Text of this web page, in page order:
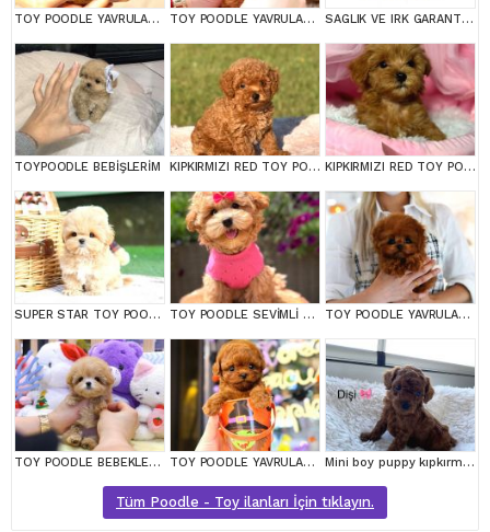
TOY POODLE YAVRULARIM TOY POODLE YAVRULARIM SAGLIK VE IRK GARANTILI TOY POODLE YAVRULARIM
TOYPOODLE BEBİŞLERİM KIPKIRMIZI RED TOY POODLE SEVİMLİ YAVRULAR KIPKIRMIZI RED TOY POODLE SEVİMLİ YAVRULAR
SUPER STAR TOY POODLE YAVRULARIM TOY POODLE SEVİMLİ YAVRULAR EV ÜRETİMİ TOY POODLE YAVRULARIM
TOY POODLE BEBEKLERİM TOY POODLE YAVRULARIM Mini boy puppy kıpkırmızı ev üretimi TOOY POODLE
Tüm Poodle - Toy ilanları İçin tıklayın.